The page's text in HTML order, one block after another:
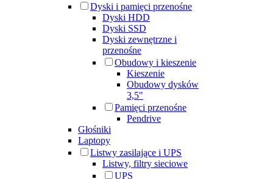
Dyski i pamięci przenośne
Dyski HDD
Dyski SSD
Dyski zewnętrzne i
przenośne
Obudowy i kieszenie
Kieszenie
Obudowy dysków
3,5"
Pamięci przenośne
Pendrive
Głośniki
Laptopy
Listwy zasilające i UPS
Listwy, filtry sieciowe
UPS